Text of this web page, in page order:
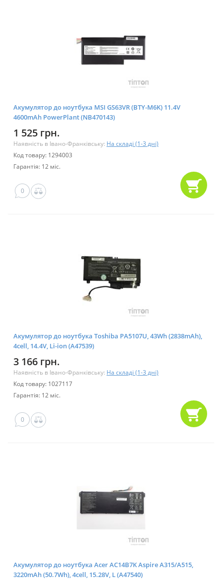
Акумулятор до ноутбука MSI GS63VR (BTY-M6K) 11.4V
4600mAh PowerPlant (NB470143)
1 525 грн.
Наявність в Івано-Франківську: На складі (1-3 дні)
Код товару: 1294003
Гарантія: 12 міс.
0
Акумулятор до ноутбука Toshiba PA5107U, 43Wh (2838mAh),
4cell, 14.4V, Li-ion (A47539)
3 166 грн.
Наявність в Івано-Франківську: На складі (1-3 дні)
Код товару: 1027117
Гарантія: 12 міс.
0
Акумулятор до ноутбука Acer AC14B7K Aspire A315/A515,
3220mAh (50.7Wh), 4cell, 15.28V, L (A47540)